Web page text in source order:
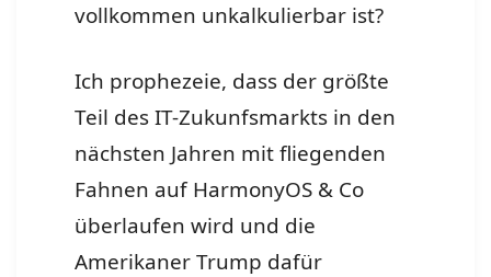
vollkommen unkalkulierbar ist?
Ich prophezeie, dass der größte
Teil des IT-Zukunfsmarkts in den
nächsten Jahren mit fliegenden
Fahnen auf HarmonyOS & Co
überlaufen wird und die
Amerikaner Trump dafür